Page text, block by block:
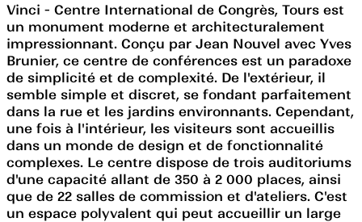
Vinci - Centre International de Congrès, Tours est
un monument moderne et architecturalement
impressionnant. Conçu par Jean Nouvel avec Yves
Brunier, ce centre de conférences est un paradoxe
de simplicité et de complexité. De l'extérieur, il
semble simple et discret, se fondant parfaitement
dans la rue et les jardins environnants. Cependant,
une fois à l'intérieur, les visiteurs sont accueillis
dans un monde de design et de fonctionnalité
complexes. Le centre dispose de trois auditoriums
d'une capacité allant de 350 à 2 000 places, ainsi
que de 22 salles de commission et d'ateliers. C'est
un espace polyvalent qui peut accueillir un large